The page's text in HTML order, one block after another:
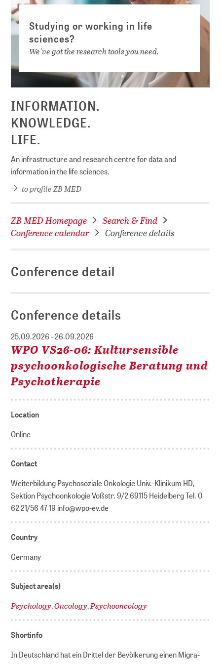
Studying or working in life
sciences?
We've got the research tools you need.
INFORMATION.
KNOWLEDGE.
LIFE.
An infrastructure and research centre for data and
information in the life sciences.
to profile ZB MED
ZB MED Homepage
Search & Find
Conference calendar
Conference details
Conference detail
Conference details
25.09.2026 - 26.09.2026
WPO VS26-06: Kultursensible
psychoonkologische Beratung und
Psychotherapie
Location
Online
Contact
Weiterbildung Psychosoziale Onkologie Univ.-Klinikum HD,
Sektion Psychoonkologie Voßstr. 9/2 69115 Heidelberg Tel. 0
62 21/56 47 19 info@wpo-ev.de
Country
Germany
Subject area(s)
Psychology,Oncology,Psychooncology
Shortinfo
In Deutschland hat ein Drittel der Bevölkerung einen Migra-